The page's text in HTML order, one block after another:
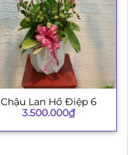
Chậu Lan Hồ Điệp 6
3.500.000₫